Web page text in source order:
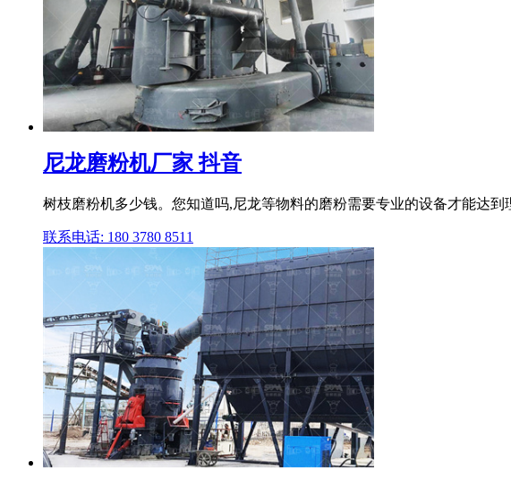
尼龙磨粉机厂家 抖音
树枝磨粉机多少钱。您知道吗,尼龙等物料的磨粉需要专业的设备才能达
联系电话: 180 3780 8511